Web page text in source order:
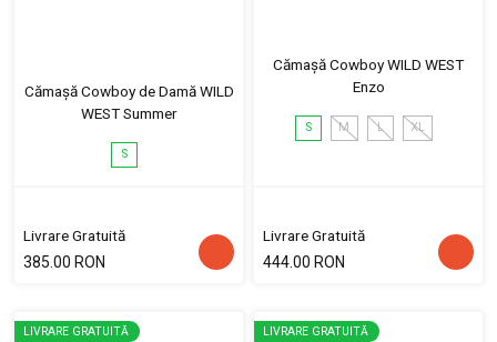
Cămașă Cowboy de Damă WILD
WEST Summer
S
Livrare Gratuită
385.00 RON
Cămașă Cowboy WILD WEST
Enzo
S M L XL
Livrare Gratuită
444.00 RON
LIVRARE GRATUITĂ LIVRARE GRATUITĂ